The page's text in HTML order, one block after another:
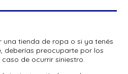
una tienda de ropa o si ya tenés
deberías preocuparte por los
de ocurrir siniestro.